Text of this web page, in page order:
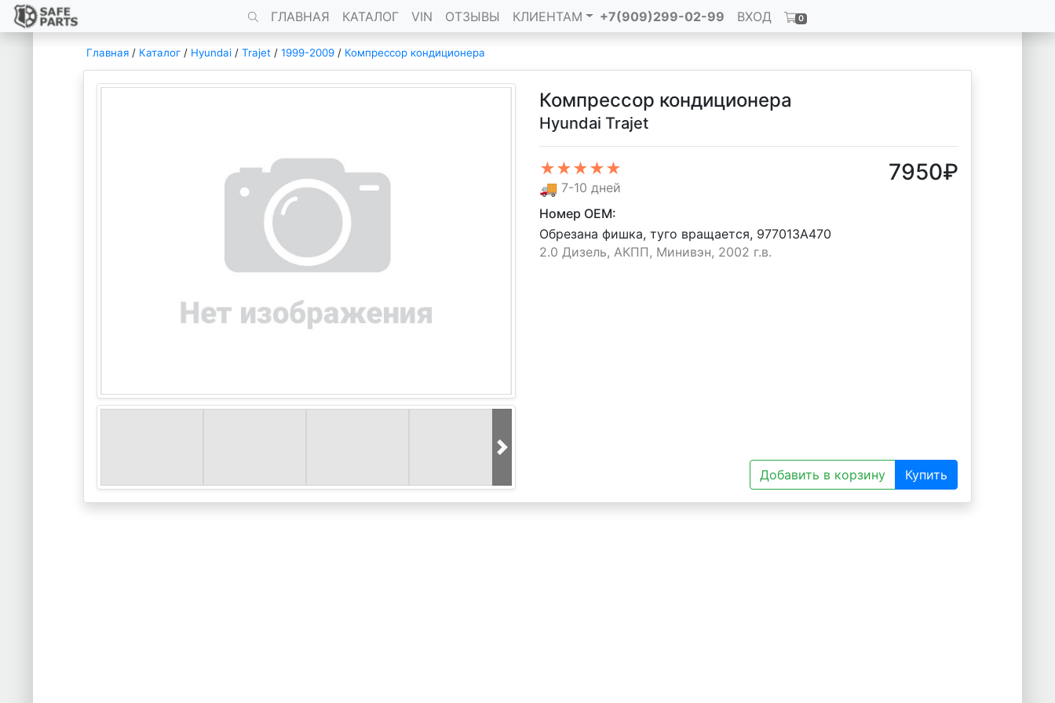
ГЛАВНАЯ КАТАЛОГ VIN ОТЗЫВЫ КЛИЕНТАМ +7(909)299-02-99 ВХОД 0
Главная / Каталог / Hyundai / Trajet / 1999-2009 / Компрессор кондиционера
Компрессор кондиционера
Hyundai Trajet
★★★★★
🚚 7-10 дней
7950₽
Номер OEM:
Обрезана фишка, туго вращается, 977013A470
2.0 Дизель, АКПП, Минивэн, 2002 г.в.
Добавить в корзину Купить